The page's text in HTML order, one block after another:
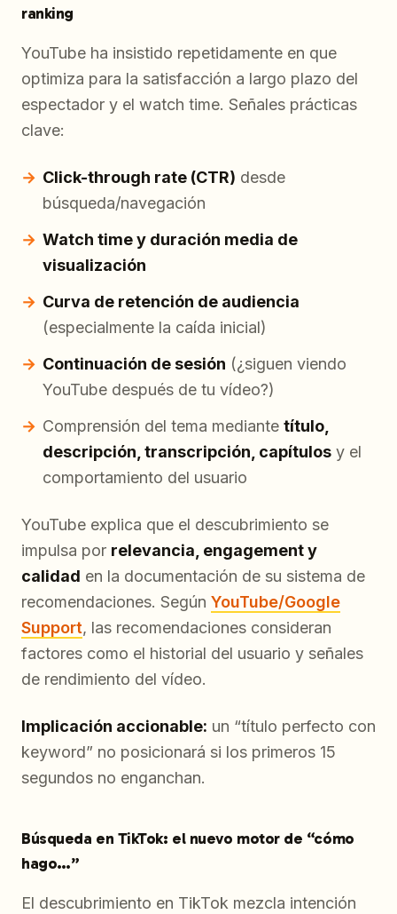
ranking
YouTube ha insistido repetidamente en que
optimiza para la satisfacción a largo plazo del
espectador y el watch time. Señales prácticas
clave:
Click-through rate (CTR) desde
búsqueda/navegación
Watch time y duración media de
visualización
Curva de retención de audiencia
(especialmente la caída inicial)
Continuación de sesión (¿siguen viendo
YouTube después de tu vídeo?)
Comprensión del tema mediante título,
descripción, transcripción, capítulos y el
comportamiento del usuario
YouTube explica que el descubrimiento se
impulsa por relevancia, engagement y
calidad en la documentación de su sistema de
recomendaciones. Según YouTube/Google
Support, las recomendaciones consideran
factores como el historial del usuario y señales
de rendimiento del vídeo.
Implicación accionable: un “título perfecto con
keyword” no posicionará si los primeros 15
segundos no enganchan.
Búsqueda en TikTok: el nuevo motor de “cómo
hago…”
El descubrimiento en TikTok mezcla intención